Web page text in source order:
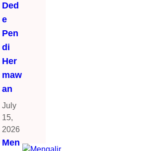
Ded
e
Pen
di
Her
maw
an
July
15,
2026
Men